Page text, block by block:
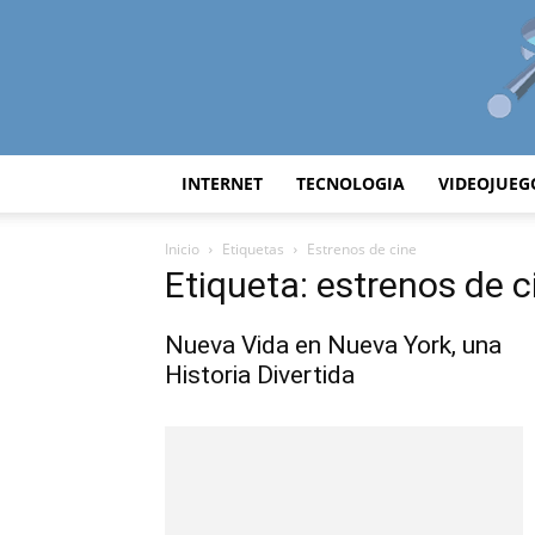
INTERNET TECNOLOGIA
Inicio Etiquetas Estrenos de cine
Etiqueta: estrenos de
Nueva Vida en Nueva York, una
Historia Divertida